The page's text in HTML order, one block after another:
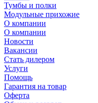
Тумбы и полки
Модульные прихожие
О компании
О компании
Новости
Вакансии
Стать дилером
Услуги
Помощь
Гарантия на товар
Оферта